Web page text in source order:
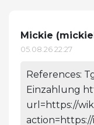
Mickie (
05.08.26 22:27
References:
Einzahlung
url=https://